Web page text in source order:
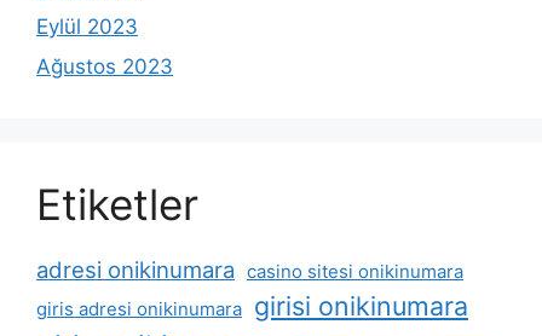
Eylül 2023
Ağustos 2023
Etiketler
adresi onikinumara casino sitesi onikinumara
giris adresi onikinumara girisi onikinumara